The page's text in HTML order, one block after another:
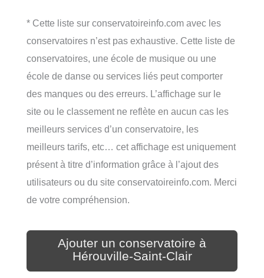
* Cette liste sur conservatoireinfo.com avec les
conservatoires n’est pas exhaustive. Cette liste de
conservatoires, une école de musique ou une
école de danse ou services liés peut comporter
des manques ou des erreurs. L’affichage sur le
site ou le classement ne reflète en aucun cas les
meilleurs services d’un conservatoire, les
meilleurs tarifs, etc… cet affichage est uniquement
présent à titre d’information grâce à l’ajout des
utilisateurs ou du site conservatoireinfo.com. Merci
de votre compréhension.
Ajouter un conservatoire à
Hérouville-Saint-Clair